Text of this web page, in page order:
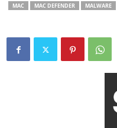
MAC
MAC DEFENDER MALWARE